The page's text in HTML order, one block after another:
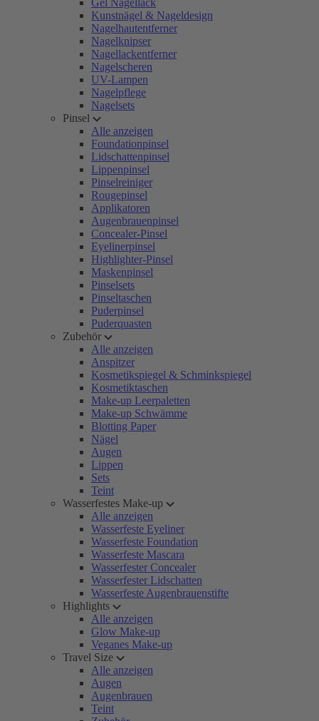
Gel Nagellack
Kunstnägel & Nageldesign
Nagelhautentferner
Nagelknipser
Nagellackentferner
Nagelscheren
UV-Lampen
Nagelpflege
Nagelsets
Pinsel
Alle anzeigen
Foundationpinsel
Lidschattenpinsel
Lippenpinsel
Pinselreiniger
Rougepinsel
Applikatoren
Augenbrauenpinsel
Concealer-Pinsel
Eyelinerpinsel
Highlighter-Pinsel
Maskenpinsel
Pinselsets
Pinseltaschen
Puderpinsel
Puderquasten
Zubehör
Alle anzeigen
Anspitzer
Kosmetikspiegel & Schminkspiegel
Kosmetiktaschen
Make-up Leerpaletten
Make-up Schwämme
Blotting Paper
Nägel
Augen
Lippen
Sets
Teint
Wasserfestes Make-up
Alle anzeigen
Wasserfeste Eyeliner
Wasserfeste Foundation
Wasserfeste Mascara
Wasserfester Concealer
Wasserfester Lidschatten
Wasserfeste Augenbrauenstifte
Highlights
Alle anzeigen
Glow Make-up
Veganes Make-up
Travel Size
Alle anzeigen
Augen
Augenbrauen
Teint